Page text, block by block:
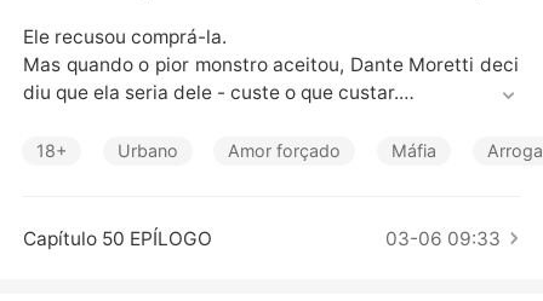
Contos Curtos
Ele recusou comprá-la.
Mas quando o pior monstro aceitou, Dante Moretti deci
diu que ela seria dele - custe o que custar.
Uma oferta sangrenta.
cobre que o verdadeiro perigo não é ser prisioneira...
18+ Urbano Amor forçado Máfia
Capítulo 50 EPÍLOGO 03-06 09:33